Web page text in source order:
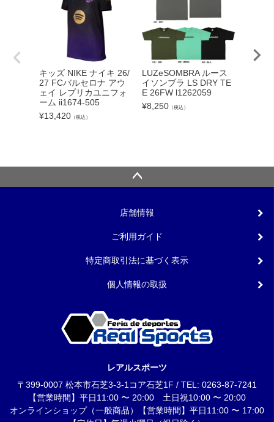
キッズ NIKE ナイキ 26/
27 FCバルセロナ アウ
ェイ レプリカユニフォ
ーム ii1674-505
¥13,420 （税込）
LUZeSOMBRA ルース
イソンブラ LS DRY TE
E 26FW l1262059
¥8,250 （税込）
店舗情報
ご利用ガイド
特定商取引法に基づく表示
個人情報の取扱
レアルスポーツ
〒399-0007 松本市石芝3-3-1コア石芝1F / TEL: 0263-87-7241
【営業時間】平日11:00 〜 20:00 土日祝10:00 〜 20:00
オンラインショップ（一般商品）【営業時間】平日11:00 〜 17:00